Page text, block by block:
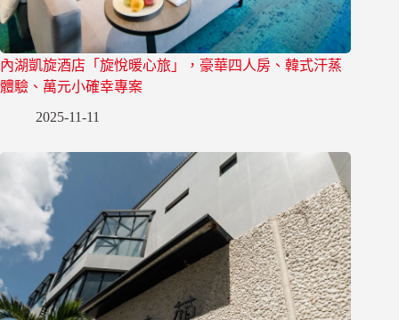
內湖凱旋酒店「旋悅暖心旅」，豪華四人房、韓式汗蒸
體驗、萬元小確幸專案
2025-11-11